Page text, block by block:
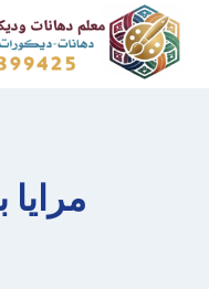
التجاوز
المحتوى